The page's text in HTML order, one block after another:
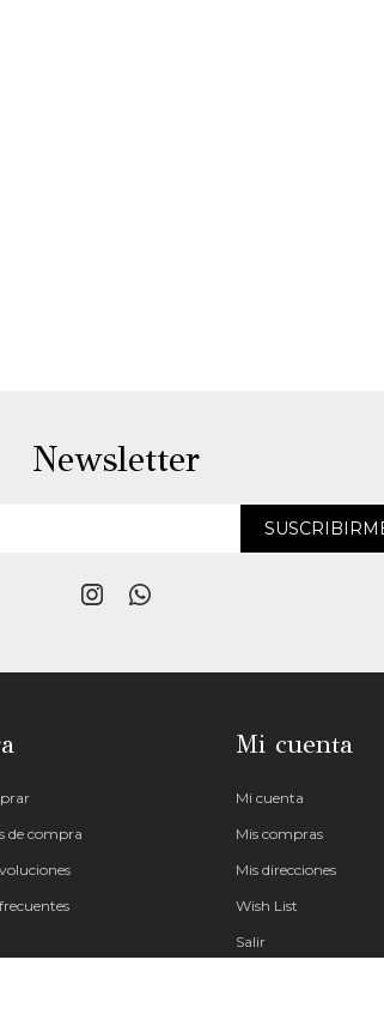
de compra
Mi cuenta
Mi cuenta
Mis compras
Mis direcciones
Wish List
Salir
Newsletter
 